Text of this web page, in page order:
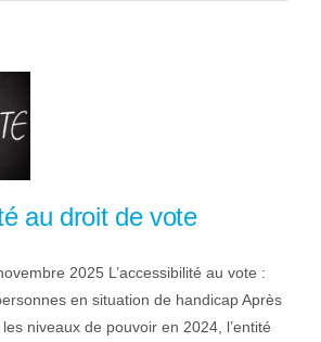
au droit de vote
2025 L’accessibilité au vote :
en situation de handicap Après
niveaux de pouvoir en 2024, l’entité